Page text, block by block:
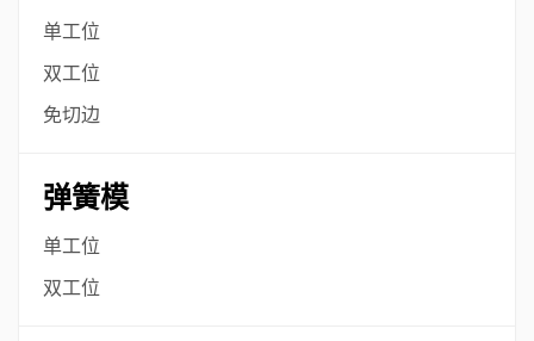
单工位
双工位
免切边
弹簧模
单工位
双工位